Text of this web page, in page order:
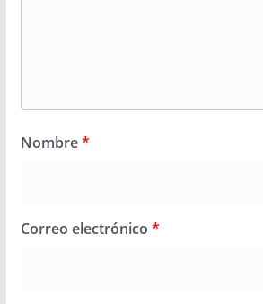
Nombre*
Correo electrónico *